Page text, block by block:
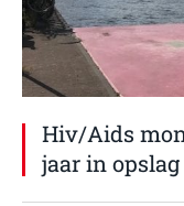
Hiv/Aids
jaar in opslag